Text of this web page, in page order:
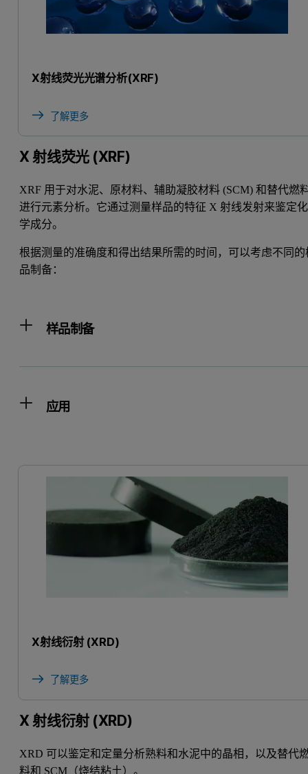
X射线荧光光谱分析(XRF)
了解更多
X 射线荧光 (XRF)
XRF 用于对水泥、原材料、辅助凝胶材料 (SCM) 和替代燃
进行元素分析。它通过测量样品的特征 X 射线发射来鉴定化
学成分。
根据测量的准确度和得出结果所需的时间，可以考虑不同的
品制备：
样品制备
应用
X射线衍射 (XRD)
了解更多
X 射线衍射 (XRD)
XRD 可以鉴定和定量分析熟料和水泥中的晶相，以及替代
料和 SCM（烧结粘土）。